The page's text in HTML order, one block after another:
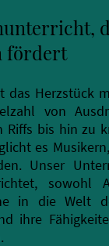
fördert
das Herzstück
von
Riffs bis hin zu
es
Unser
sowohl
in die Welt
ihre